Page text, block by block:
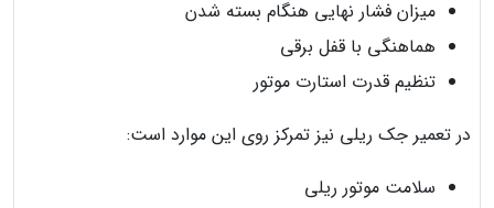
میزان فشار نهایی هنگام بسته شدن
هماهنگی با قفل برقی
تنظیم قدرت استارت موتور
در تعمیر جک ریلی نیز تمرکز روی این موارد است:
سلامت موتور ریلی